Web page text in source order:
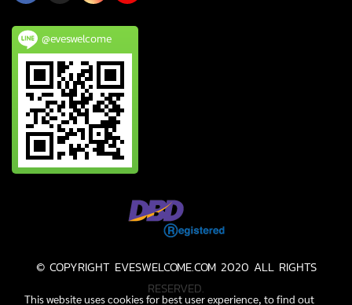
@eveswelcome
© COPYRIGHT EVESWELCOME.COM 2020 ALL RIGHTS
RESERVED.
This website uses cookies for best user experience, to find out